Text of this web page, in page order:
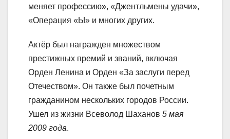
меняет профессию», «Джентльмены удачи»,
«Операция «Ы» и многих других.
Актёр был награжден множеством
престижных премий и званий, включая
Орден Ленина и Орден «За заслуги перед
Отечеством». Он также был почетным
гражданином нескольких городов России.
Ушел из жизни Всеволод Шаханов 5 мая
2009 года.